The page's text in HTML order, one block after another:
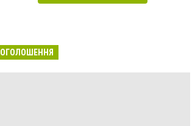
ОГОЛОШЕННЯ